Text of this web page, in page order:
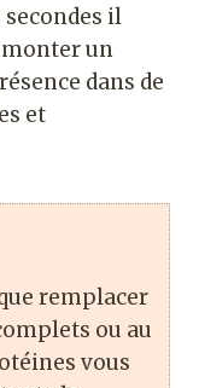
il
un
dans de
et
remplacer
ou au
vous